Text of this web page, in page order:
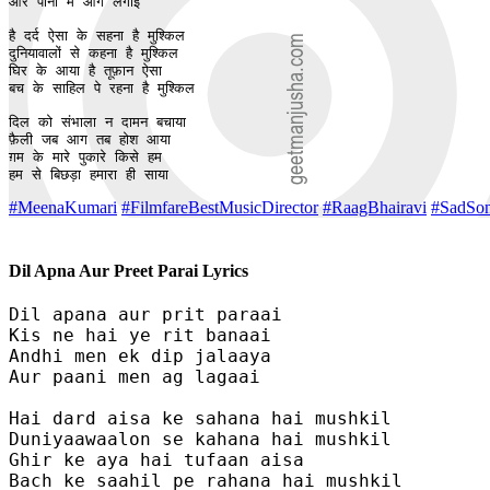
है दर्द ऐसा के सहना है मुश्किल
दुनियावालों से कहना है मुश्किल
घिर के आया है तूफ़ान ऐसा
बच के साहिल पे रहना है मुश्किल
दिल को संभाला न दामन बचाया
फ़ैली जब आग तब होश आया
ग़म के मारे पुकारे किसे हम
हम से बिछड़ा हमारा ही साया
#MeenaKumari #FilmfareBestMusicDirector #RaagBhairavi
Dil Apna Aur Preet Parai Lyrics
Dil apana aur prit paraai
Kis ne hai ye rit banaai
Andhi men ek dip jalaaya
Aur paani men ag lagaai
Hai dard aisa ke sahana hai mushkil
Duniyaawaalon se kahana hai mushkil
Ghir ke aya hai tufaan aisa
Bach ke saahil pe rahana hai mushkil